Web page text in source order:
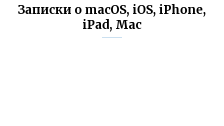
Записки о macOS, iOS, iPhone,
iPad, Mac